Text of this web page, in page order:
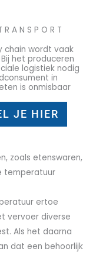
chain wordt vaak
het produceren
logistiek nodig
in
is onmisbaar
JE HIER
zoals etenswaren,
temperatuur
ertoe
vervoer diverse
Als het daarna
dat een behoorlijk